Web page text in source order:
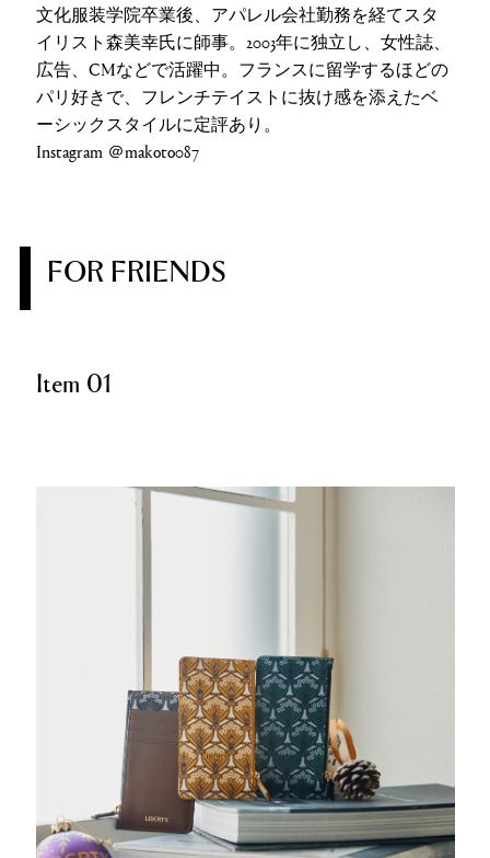
文化服装学院卒業後、アパレル会社勤務を経てスタ
イリスト森美幸氏に師事。2003年に独立し、女性誌、
広告、CMなどで活躍中。フランスに留学するほどの
パリ好きで、フレンチテイストに抜け感を添えたベ
ーシックスタイルに定評あり。
Instagram ＠makoto087
FOR FRIENDS
Item 01